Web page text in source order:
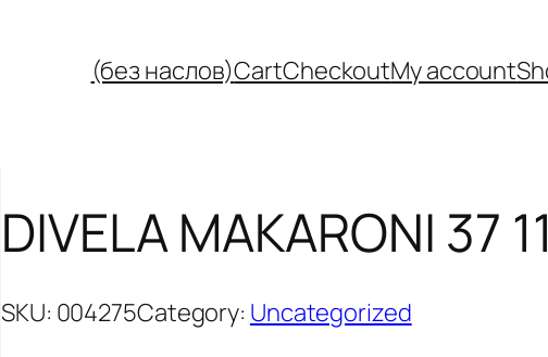
(без наслов)CartCheckoutMy account
DIVELA MAKARONI 37
SKU: 004275Category: Uncategorized